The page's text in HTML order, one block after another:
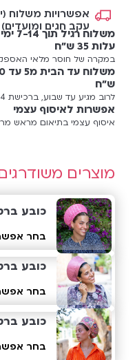
אפשרויות משלוח
עקב חגים ומועדים)
עלות 35 ש"ח
במקרה של חוסר מלאי האספקה תהיה
ש"ח
לרוב מגיע עד שבוע, ברכישת 4 כובעים ומעלה המשלוח ללא עלות!
אפשרות לאיסוף עצמי
איסוף עצמי בתיאום מראש מרחוב מבוא
מוצרים
כובע
בחר
כובע
בחר
כובע
בחר